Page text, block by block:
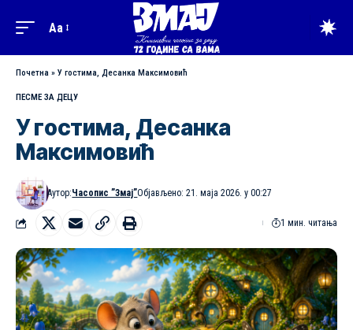
Aa
Почетна » У гостима, Десанка Максимовић
ПЕСМЕ ЗА ДЕЦУ
У гостима, Десанка
Максимовић
Аутор:Часопис ”Змај”Објављено: 21. маја 2026. у 00:27
1 мин. читања